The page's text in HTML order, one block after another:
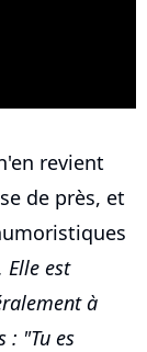
revient
de près, et
Elle est
à
: "Tu es